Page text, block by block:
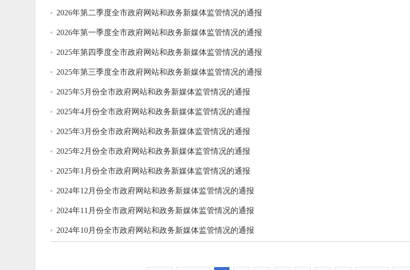
2026年第二季度全市政府网站和政务新媒体监管情况的通报
2026年第一季度全市政府网站和政务新媒体监管情况的通报
2025年第四季度全市政府网站和政务新媒体监管情况的通报
2025年第三季度全市政府网站和政务新媒体监管情况的通报
2025年5月份全市政府网站和政务新媒体监管情况的通报
2025年4月份全市政府网站和政务新媒体监管情况的通报
2025年3月份全市政府网站和政务新媒体监管情况的通报
2025年2月份全市政府网站和政务新媒体监管情况的通报
2025年1月份全市政府网站和政务新媒体监管情况的通报
2024年12月份全市政府网站和政务新媒体监管情况的通报
2024年11月份全市政府网站和政务新媒体监管情况的通报
2024年10月份全市政府网站和政务新媒体监管情况的通报